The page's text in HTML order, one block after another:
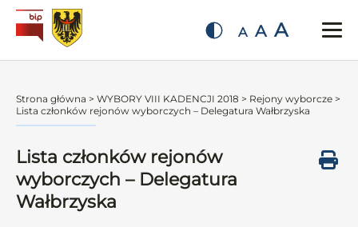
A A A
Strona główna > WYBORY VIII KADENCJI 2018 > Rejony wyborcze >
Lista członków rejonów wyborczych – Delegatura Wałbrzyska
Lista członków rejonów
wyborczych – Delegatura
Wałbrzyska